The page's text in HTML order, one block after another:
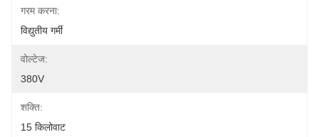
गरम करना:
विद्युतीय गर्मी
वोल्टेज:
380V
शक्ति:
15 किलोवाट